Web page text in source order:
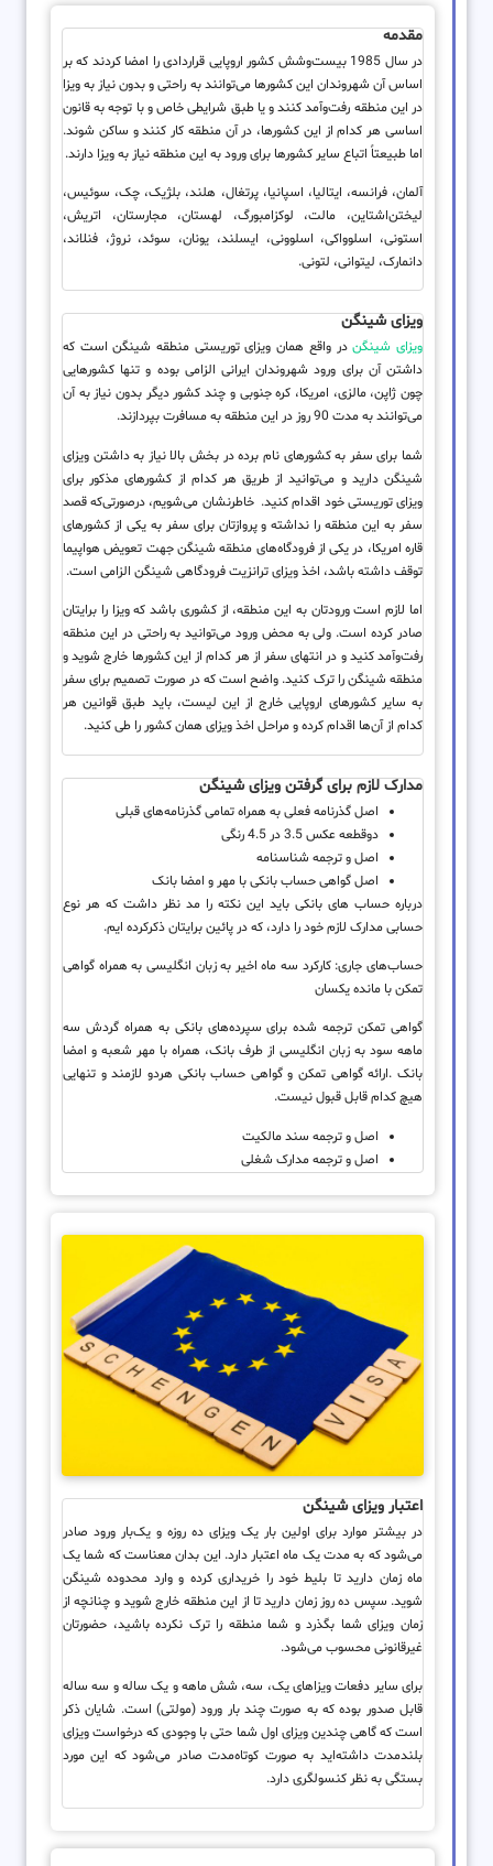
مقدمه
در سال 1985 بیست‌وشش کشور اروپایی قراردادی را امضا کردند که بر
اساس آن شهروندان این کشورها می‌توانند به راحتی و بدون نیاز به ویزا
در این منطقه رفت‌وآمد کنند و یا طبق شرایطی خاص و با توجه به قانون
اساسی هر کدام از این کشورها، در آن منطقه کار کنند و ساکن شوند.
اما طبیعتاً اتباع سایر کشورها برای ورود به این منطقه نیاز به ویزا دارند.
آلمان، فرانسه، ایتالیا، اسپانیا، پرتغال، هلند، بلژیک، چک، سوئیس،
لیختن‌اشتاین، مالت، لوکزامبورگ، لهستان، مجارستان، اتریش،
استونی، اسلوواکی، اسلوونی، ایسلند، یونان، سوئد، نروژ، فنلاند،
دانمارک، لیتوانی، لتونی.
ویزای شینگن
ویزای شینگندر واقع همان ویزای توریستی منطقه شینگن است که
داشتن آن برای ورود شهروندان ایرانی الزامی بوده و تنها کشورهایی
چون ژاپن، مالزی، امریکا، کره جنوبی و چند کشور دیگر بدون نیاز به آن
می‌توانند به مدت 90 روز در این منطقه به مسافرت بپردازند.
شما برای سفر به کشورهای نام برده در بخش بالا نیاز به داشتن ویزای
شینگن دارید و می‌توانید از طریق هر کدام از کشورهای مذکور برای
ویزای توریستی خود اقدام کنید. خاطرنشان می‌شویم، درصورتی‌که قصد
سفر به این منطقه را نداشته و پروازتان برای سفر به یکی از کشورهای
قاره امریکا، در یکی از فرودگاه‌های منطقه شینگن جهت تعویض هواپیما
توقف داشته باشد، اخذ ویزای ترانزیت فرودگاهی شینگن الزامی است.
اما لازم است ورودتان به این منطقه، از کشوری باشد که ویزا را برایتان
صادر کرده است. ولی به محض ورود می‌توانید به راحتی در این منطقه
رفت‌وآمد کنید و در انتهای سفر از هر کدام از این کشورها خارج شوید و
منطقه شینگن را ترک کنید. واضح است که در صورت تصمیم برای سفر
به سایر کشورهای اروپایی خارج از این لیست، باید طبق قوانین هر
کدام از آن‌ها اقدام کرده و مراحل اخذ ویزای همان کشور را طی کنید.
مدارک لازم برای گرفتن ویزای شینگن
اصل گذرنامه فعلی به همراه تمامی گذرنامه­‌های قبلی
دوقطعه عکس 3.5 در 4.5 رنگی
اصل و ترجمه شناسنامه
اصل گواهی حساب بانکی با مهر و امضا بانک
درباره حساب های بانکی باید این نکته را مد نظر داشت که هر نوع
حسابی مدارک لازم خود را دارد، که در پائین برایتان ذکرکرده ایم.
حساب‌های جاری: کارکرد سه ماه اخیر به زبان انگلیسی به همراه گواهی
تمکن با مانده یکسان
گواهی تمکن ترجمه شده برای سپرده­‌های بانکی به همراه گردش سه
ماهه سود به زبان انگلیسی از طرف بانک، همراه با مهر شعبه و امضا
بانک .ارائه گواهی تمکن و گواهی حساب بانکی هردو لازمند و تنهایی
هیچ کدام قابل قبول نیست.
اصل و ترجمه سند مالکیت
اصل و ترجمه مدارک شغلی
اعتبار ویزای شینگن
در بیشتر موارد برای اولین بار یک ویزای ده روزه و یک‌بار ورود صادر
می‌شود که به مدت یک ماه اعتبار دارد. این بدان معناست که شما یک
ماه زمان دارید تا بلیط خود را خریداری کرده و وارد محدوده شینگن
شوید. سپس ده روز زمان دارید تا از این منطقه خارج شوید و چنانچه از
زمان ویزای شما بگذرد و شما منطقه را ترک نکرده باشید، حضورتان
غیرقانونی محسوب می‌شود.
برای سایر دفعات ویزاهای یک، سه، شش ماهه و یک ساله و سه ساله
قابل صدور بوده که به صورت چند بار ورود (مولتی) است. شایان ذکر
است که گاهی چندین ویزای اول شما حتی با وجودی که درخواست ویزای
بلندمدت داشته‌اید به صورت کوتاه‌مدت صادر می‌شود که این مورد
بستگی به نظر کنسولگری دارد.